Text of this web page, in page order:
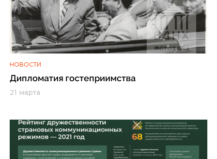
НОВОСТИ
Дипломатия гостеприимства
21 марта